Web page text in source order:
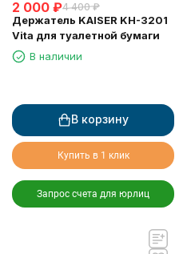
2 000 ₽4 400 ₽
Держатель KAISER KH-3201
Vita для туалетной бумаги
В наличии
В корзину
Купить в 1 клик
Запрос счета для юрлиц